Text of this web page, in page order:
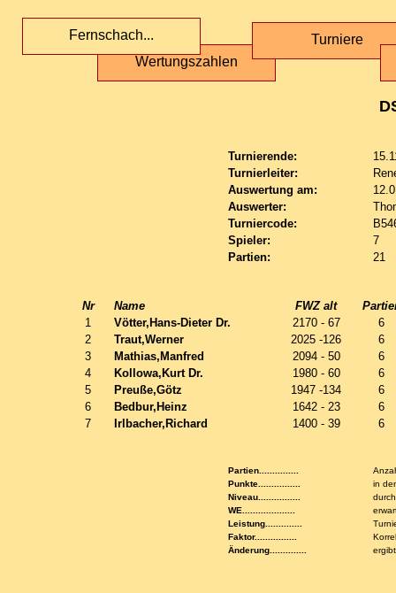
Wertungszahlen
Fernschach... Turniere
Turnierende:
Turnierleiter:
Auswertung am:
Auswerter:
Turniercode:
Spieler:
7
Partien:
21
Nr Name FWZ alt
1
Vötter,Hans-Dieter Dr. 2170 - 67
6
2
Traut,Werner 2025 -126
6
3
Mathias,Manfred 2094 - 50
6
4
Kollowa,Kurt Dr. 1980 - 60
6
5
Preuße,Götz 1947 -134
6
6
Bedbur,Heinz 1642 - 23
6
7
Irlbacher,Richard 1400 - 39 6
Partien...............
Punkte................
in
Niveau................
WE....................
Leistung..............
Faktor................
Änderung..............